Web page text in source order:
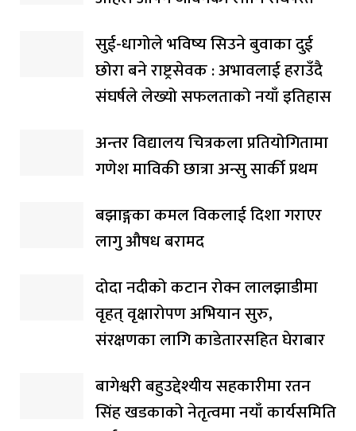
सुई-धागोले भविष्य सिउने बुवाका दुई
छोरा बने राष्ट्रसेवक : अभावलाई हराउँदै
संघर्षले लेख्यो सफलताको नयाँ इतिहास
अन्तर विद्यालय चित्रकला प्रतियोगितामा
गणेश माविकी छात्रा अन्सु सार्की प्रथम
बझाङ्गका कमल विकलाई दिशा गराएर
लागु औषध बरामद
दोदा नदीको कटान रोक्न लालझाडीमा
वृहत् वृक्षारोपण अभियान सुरु,
संरक्षणका लागि काडेतारसहित घेराबार
बागेश्वरी बहुउद्देश्यीय सहकारीमा रतन
सिंह खडकाको नेतृत्वमा नयाँ कार्यसमिति